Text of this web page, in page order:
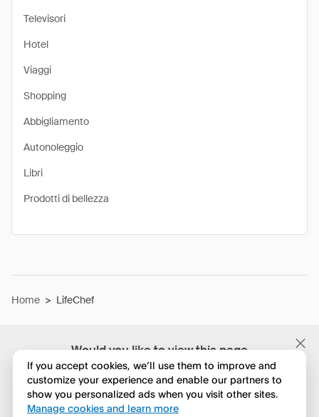
Would you like to view this page
in English?
No, continua a esplorare
Televisori
Hotel
Viaggi
Shopping
Abbigliamento
Autonoleggio
Libri
Prodotti di bellezza
Home > LifeChef
If you accept cookies, we’ll use them to improve and
customize your experience and enable our partners to
show you personalized ads when you visit other sites.
Manage cookies and learn more